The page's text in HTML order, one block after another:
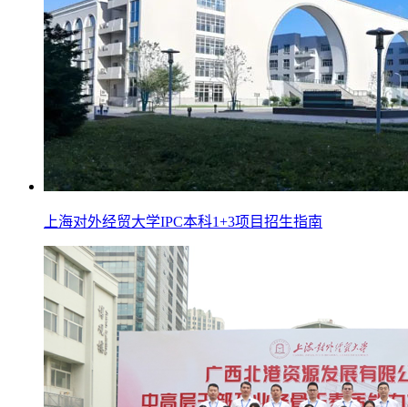
上海对外经贸大学IPC本科1+3项目招生指南